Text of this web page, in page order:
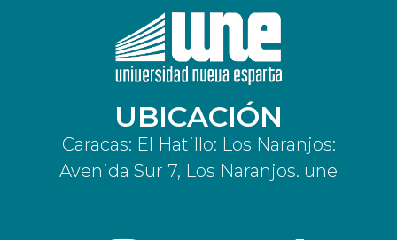
UBICACIÓN
Caracas: El Hatillo: Los Naranjos:
Avenida Sur 7, Los Naranjos. une